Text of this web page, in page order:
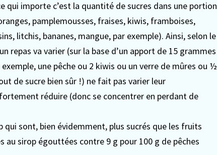
qui importe c’est la quantité de sucres dans une portion
pamplemousses, fraises, kiwis, framboises,
litchis, bananes, mangue, par exemple). Ainsi, selon le
repas va varier (sur la base d’un apport de 15 grammes
une pêche ou 2 kiwis ou un verre de mûres ou ½
de sucre bien sûr !) ne fait pas varier leur
réduire (donc se concentrer en perdant de
qui sont, bien évidemment, plus sucrés que les fruits
au sirop égouttées contre 9 g pour 100 g de pêches